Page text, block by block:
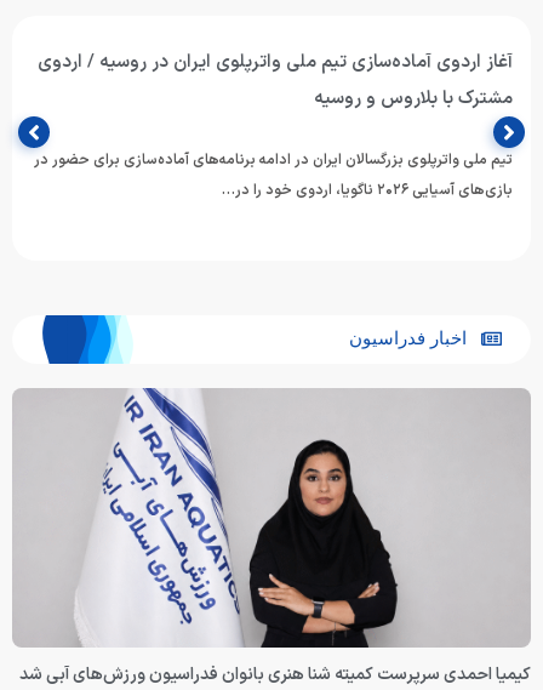
آغاز اردوی آماده‌سازی تیم ملی واترپلوی ایران در روسیه / اردوی
مشترک با بلاروس و روسیه
تیم ملی واترپلوی بزرگسالان ایران در ادامه برنامه‌های آماده‌سازی برای حضور در
بازی‌های آسیایی ۲۰۲۶ ناگویا، اردوی خود را در…
اخبار فدراسیون
کیمیا احمدی سرپرست کمیته شنا هنری بانوان فدراسیون ورزش‌های آبی شد